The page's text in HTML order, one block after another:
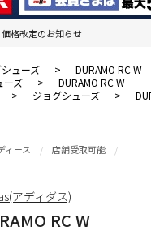
格改定のお知らせ
ューズ >
DURAMO RC W
ーズ >
DURAMO RC W
> ジョグシューズ >
ィース 店舗受取可能
RC W
アディダス)